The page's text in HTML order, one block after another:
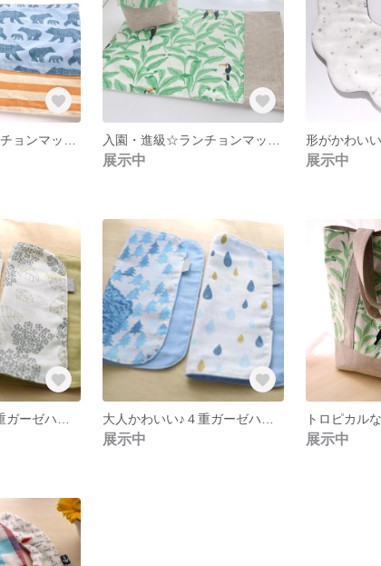
展示中 展示中
展示中 展示中